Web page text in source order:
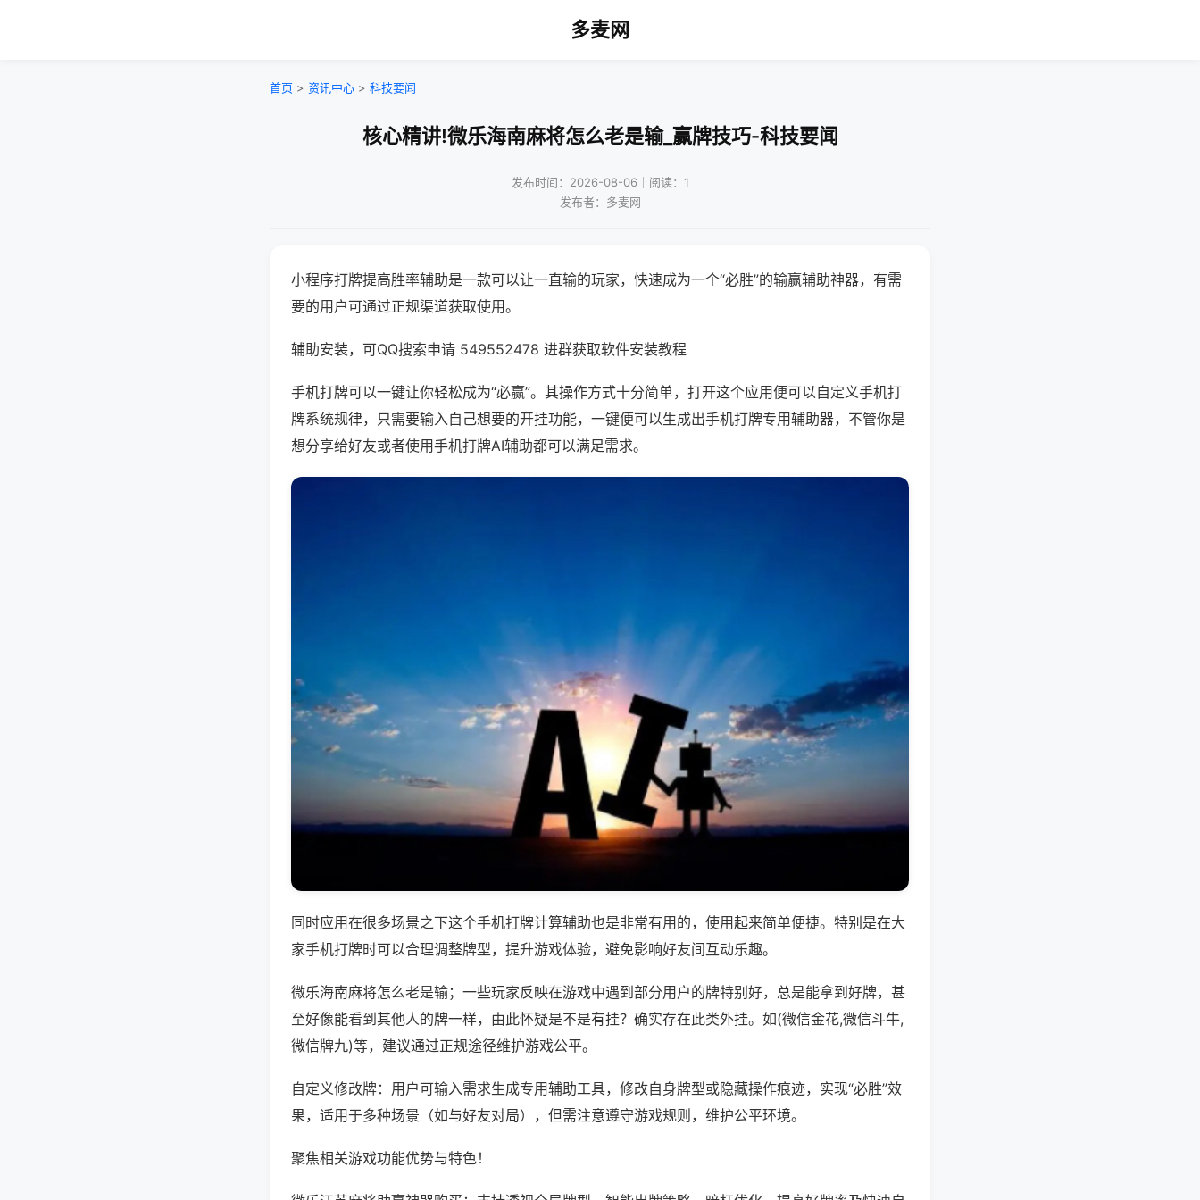
多麦网
首页 > 资讯中心 > 科技要闻
核心精讲!微乐海南麻将怎么老是输_赢牌技巧-科技要闻
发布时间：2026-08-06｜阅读：1
发布者：多麦网
小程序打牌提高胜率辅助是一款可以让一直输的玩家，快速成为一个“必胜”的输赢辅助神器，有需
要的用户可通过正规渠道获取使用。
辅助安装，可QQ搜索申请 549552478 进群获取软件安装教程
手机打牌可以一键让你轻松成为“必赢”。其操作方式十分简单，打开这个应用便可以自定义手机打
牌系统规律，只需要输入自己想要的开挂功能，一键便可以生成出手机打牌专用辅助器，不管你是
想分享给好友或者使用手机打牌AI辅助都可以满足需求。
同时应用在很多场景之下这个手机打牌计算辅助也是非常有用的，使用起来简单便捷。特别是在大
家手机打牌时可以合理调整牌型，提升游戏体验，避免影响好友间互动乐趣。
微乐海南麻将怎么老是输；一些玩家反映在游戏中遇到部分用户的牌特别好，总是能拿到好牌，甚
至好像能看到其他人的牌一样，由此怀疑是不是有挂？确实存在此类外挂。如(微信金花,微信斗牛,
微信牌九)等，建议通过正规途径维护游戏公平。
自定义修改牌：用户可输入需求生成专用辅助工具，修改自身牌型或隐藏操作痕迹，实现“必胜”效
果，适用于多种场景（如与好友对局），但需注意遵守游戏规则，维护公平环境。
聚焦相关游戏功能优势与特色！